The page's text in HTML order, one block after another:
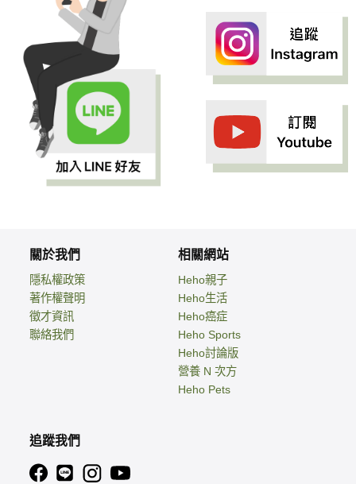
關於我們
隱私權政策
著作權聲明
徵才資訊
聯絡我們
相關網站
Heho親子
Heho生活
Heho癌症
Heho Sports
Heho討論版
營養 N 次方
Heho Pets
追蹤我們